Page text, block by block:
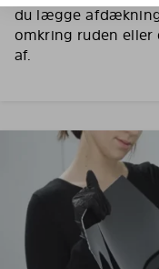
du lægge
omkring ruden
af.